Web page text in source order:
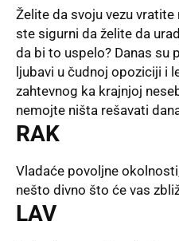
Želite da svoju vezu vratite
ste sigurni da želite da
da bi to uspelo? Danas su
ljubavi u čudnoj opoziciji i
zahtevnog ka krajnjoj
nemojte ništa rešavati
RAK
Vladaće povoljne
nešto divno što će vas
LAV